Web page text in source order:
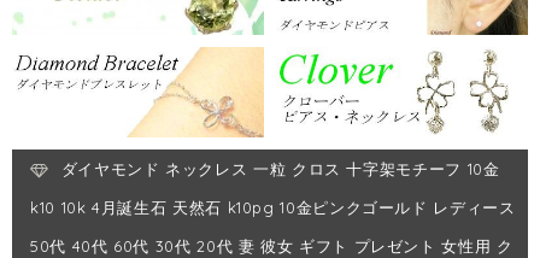
ダイヤモンド ネックレス 一粒 クロス 十字架モチーフ 10金
k10 10k 4月誕生石 天然石 k10pg 10金ピンクゴールド レディース
50代 40代 60代 30代 20代 妻 彼女 ギフト プレゼント 女性用 ク